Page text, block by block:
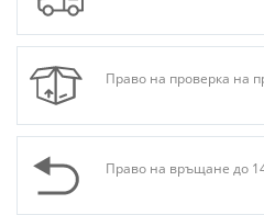
Право на проверка на
Право на връщане до